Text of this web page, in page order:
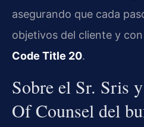
asegurando que cada
objetivos del cliente y
Code Title 20.
Sobre el Sr. Sris
Of Counsel del